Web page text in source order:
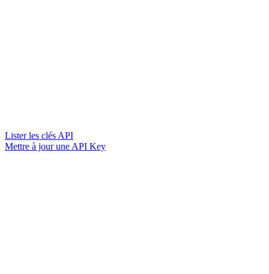
Lister les clés API
Mettre à jour une API Key